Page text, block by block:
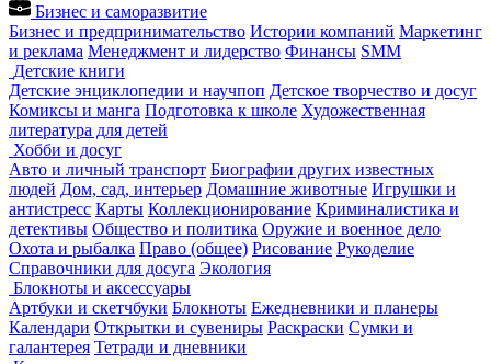
Бизнес и саморазвитие
Бизнес и предпринимательство Истории компаний Маркетинг
и реклама Менеджмент и лидерство Финансы SMM
Детские книги
Детские энциклопедии и научпоп Детское творчество и досуг
Комиксы и манга Подготовка к школе Художественная
литература для детей
Хобби и досуг
Авто и личный транспорт Биографии других известных
людей Дом, сад, интерьер Домашние животные Игрушки и
антистресс Карты Коллекционирование Криминалистика и
детективы Общество и политика Оружие и военное дело
Охота и рыбалка Право (общее) Рисование Рукоделие
Справочники для досуга Экология
Блокноты и аксессуары
Артбуки и скетчбуки Блокноты Ежедневники и планеры
Календари Открытки и сувениры Раскраски Сумки и
галантерея Тетради и дневники